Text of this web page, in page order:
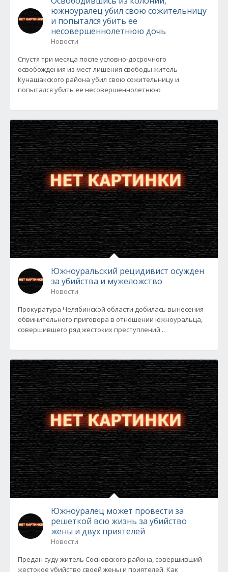
южноуралец убил свою сожительницу
и попытался убить ее
несовершеннолетнюю дочь
Новости
Спустя три месяца после условно-досрочного
освобождения из мест лишения свободы житель
Кунашакского района убил свою сожительницу и
попытался убить ее несовершеннолетнюю
Южноуральский рецидивист осужден
за убийства и мужеложство
Новости
Прокуратура Челябинской области добилась вынесения
обвинительного приговора в отношении южноуральца,
совершившего ряд жестоких преступлений...
Южноуралец может провести за
решеткой всю жизнь за убийство
жены и двух приятелей
Новости
Предан суду житель Сосновского района, совершивший
жестокое убийство своей жены и приятелей. Как